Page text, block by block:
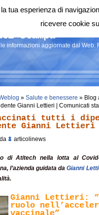
stampa
informazioni aggiornate dal Web.
» Salute e benessere » Blog
Gianni Lettieri | Comunicati
tutti i
Gianni Lettieri
articolinews
di Atitech nella lotta al
l’azienda guidata daGianni
Gianni Lettieri:
ruolo
tua esperienza di
ricevere cookie